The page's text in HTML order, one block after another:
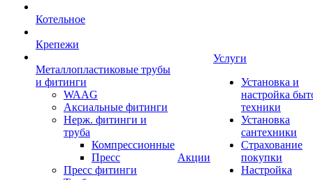
Котельное
Крепежи
Металлопластиковые трубы
и фитинги
WAAG
Аксиальные фитинги
Нерж. фитинги и
труба
Компрессионные
Пресс
Пресс фитинги
Акции
Услуги
Установка и
настройка
техники
Установка
сантехники
Страхование
покупки
Настройка